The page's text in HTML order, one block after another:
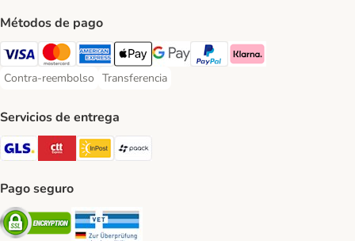
Métodos de pago
Visa Payment Method
Mastercard Payment Method
American Express Payment Method
Apple Pay Payment Method
Google Pay Payment Method
PayPal Payment Method
Klarna Payment Method
Contra-reembolso
Contra-reembolso Payment Method
Transferencia
Transferencia Payment Method
Servicios de entrega
GLS Shipping Method
CTTExpress Shipping Method
InPost Shipping Method
paack Shipping Method
Pago seguro
Security